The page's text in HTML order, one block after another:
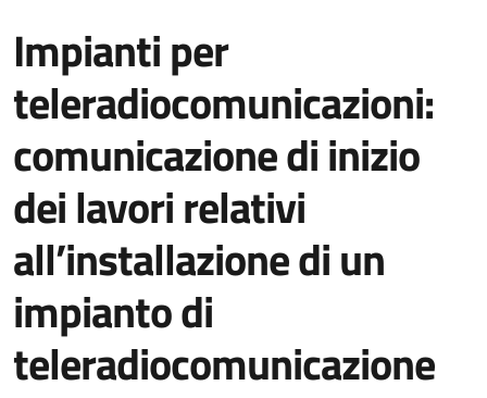
Impianti per
teleradiocomunicazioni:
comunicazione di inizio
dei lavori relativi
all’installazione di un
impianto di
teleradiocomunicazione